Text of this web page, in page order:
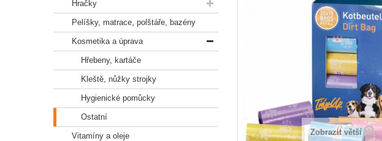
Hračky
Pelíšky, matrace, polštáře, bazény
Kosmetika a úprava
Hřebeny, kartáče
Kleště, nůžky strojky
Hygienické pomůcky
Ostatní
Vitamíny a oleje Zobrazit větší